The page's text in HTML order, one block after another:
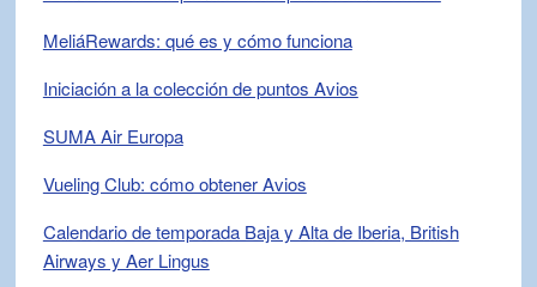
MeliáRewards: qué es y cómo funciona
Iniciación a la colección de puntos Avios
SUMA Air Europa
Vueling Club: cómo obtener Avios
Calendario de temporada Baja y Alta de Iberia, British
Airways y Aer Lingus